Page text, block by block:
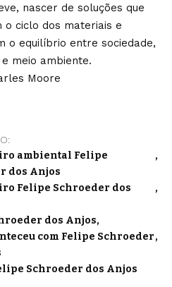
nascer de soluções que
o ciclo dos materiais e
o equilíbrio entre sociedade,
meio ambiente.
Moore
ambiental Felipe
dos Anjos
Felipe Schroeder dos
dos Anjos
com Felipe Schroeder
Schroeder dos Anjos